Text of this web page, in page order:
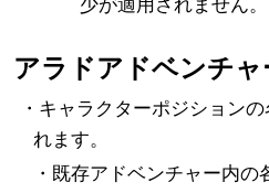
少が適用されません。
アラドアドベンチャ
・キャラクターポジション
れます。
・既存アドベンチャー内